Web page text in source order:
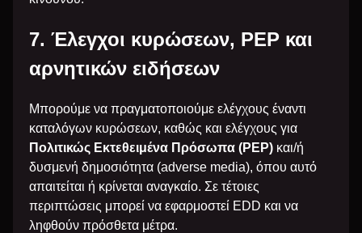
7. Έλεγχοι κυρώσεων, PEP και
αρνητικών ειδήσεων
Μπορούμε να πραγματοποιούμε ελέγχους έναντι
καταλόγων κυρώσεων, καθώς και ελέγχους για
Πολιτικώς Εκτεθειμένα Πρόσωπα (PEP) και/ή
δυσμενή δημοσιότητα (adverse media), όπου αυτό
απαιτείται ή κρίνεται αναγκαίο. Σε τέτοιες
περιπτώσεις μπορεί να εφαρμοστεί EDD και να
ληφθούν πρόσθετα μέτρα.